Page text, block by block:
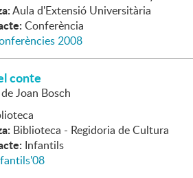
Aula d'Extensió Universitària
Conferència
2008
conte
Joan Bosch
Biblioteca - Regidoria de Cultura
Infantils